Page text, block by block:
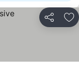
Paylaş